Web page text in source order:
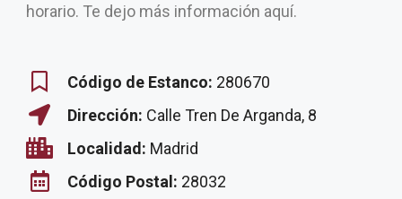
horario. Te dejo más información aquí.
Código de Estanco: 280670
Dirección: Calle Tren De Arganda, 8
Localidad: Madrid
Código Postal: 28032